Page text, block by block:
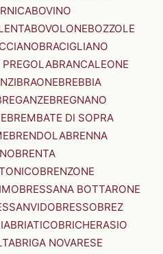
BOVINO
BOVOLONEBOZZOLE
BRACIGLIANO
BRANCALEONE
BRAONEBREBBIA
BREGNANO
BREMBATE DI SOPRA
BRENDOLABRENNA
BRENTA
BRENZONE
BRESSANA BOTTARONE
BRESSOBREZ
BRIATICOBRICHERASIO
BRIGA NOVARESE